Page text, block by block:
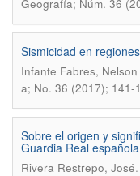
Geografía; Núm. 36
Sismicidad en
Infante Fabres,
a; No. 36 (2017); 141-
Sobre el origen y
Guardia Real española
Rivera Restrepo, José.